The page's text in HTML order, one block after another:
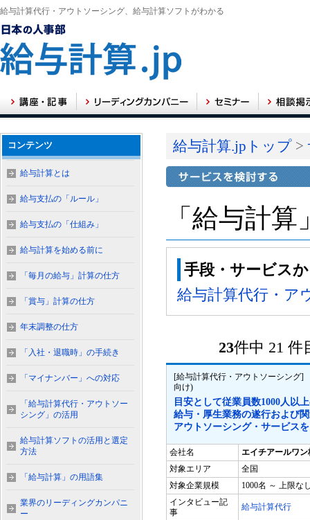
給与計算代行・アウトソーシング、給与計算ソフトがわかる
給与計算.jpトップ >
「給与計
手段・サービス
給与計算代行・ア
23件中 21
[給与計算代行・アウトソーシング
向け)
目安として従業員数1000人以
給与・厚生業務の遂行および
アウトソーシング・サービス
会社名
エイチアールワン
対象エリア
全国
対象企業規模
1000名 ～ 上限な
インタビュー記
事
給与計算代行
コンテンツ
給与計算とは
給与支払の「ルール」
給与支払の「仕組み」
給与計算を始める前に
「毎月の給与」計算の仕方
「賞与」計算の仕方
年末調整の仕方
「入社・退職時」の手続き
「マイナンバー」への対応
「給与計算代行・アウトソー
シング」の活用
給与計算ソフトの活用と選定
方法
「給与計算」の用語集
業界のリーディングカンパニ
ー